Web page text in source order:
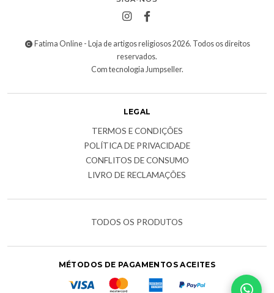
Fatima Online - Loja de artigos religiosos 2026. Todos os direitos
reservados.
Com tecnologia Jumpseller.
LEGAL
TERMOS E CONDIÇÕES
POLÍTICA DE PRIVACIDADE
CONFLITOS DE CONSUMO
LIVRO DE RECLAMAÇÕES
TODOS OS PRODUTOS
MÉTODOS DE PAGAMENTOS ACEITES